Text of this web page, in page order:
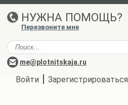
НУЖНА ПОМОЩЬ?
Перезвоните мне
me@plotnitskaja.ru
Войти | Зарегистрироваться